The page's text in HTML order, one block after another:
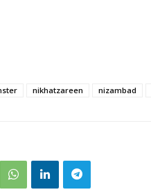
nikhatzareen nizambad